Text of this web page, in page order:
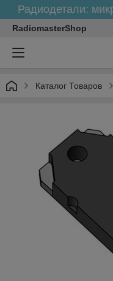
Радиодетали:
RadiomasterShop
Каталог Товаров